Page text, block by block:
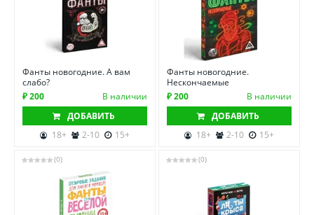
Фанты новогодние. А вам
слабо?
₽ 200
В наличии
ДОБАВИТЬ
18+
2-10 15+
Фанты новогодние.
Нескончаемые
₽ 200
В наличии
ДОБАВИТЬ
18+
2-10 15+
(0) (0)